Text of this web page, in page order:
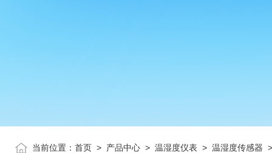
当前位置： 首页 > 产品中心 > 温湿度仪表 > 温湿度传感器